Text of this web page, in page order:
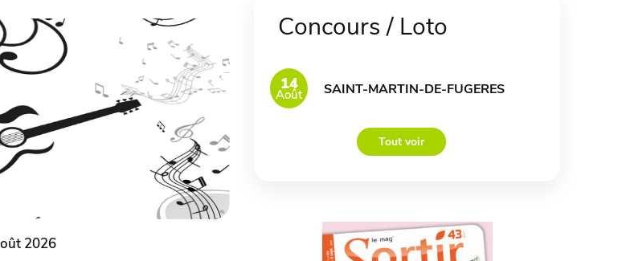
2026
Concours / Loto
14
Août SAINT-MARTIN-DE-FUGERES
Tout voir